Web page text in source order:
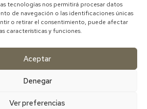
tecnologías nos permitirá procesar datos
de navegación o las identificaciones únicas
o retirar el consentimiento, puede afectar
características y funciones.
Aceptar
Denegar
Ver preferencias